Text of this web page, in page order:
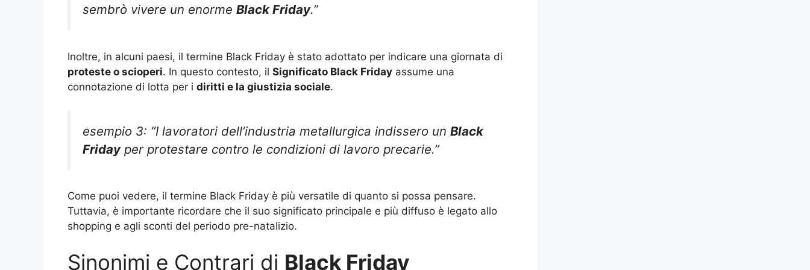
sembrò vivere un enorme Black Friday.”
Inoltre, in alcuni paesi, il termine Black Friday è stato adottato per indicare una giornata di
proteste o scioperi. In questo contesto, il Significato Black Friday assume una
connotazione di lotta per i diritti e la giustizia sociale.
esempio 3: “I lavoratori dell’industria metallurgica indissero un Black
Fridayper protestare contro le condizioni di lavoro precarie.”
Come puoi vedere, il termine Black Friday è più versatile di quanto si possa pensare.
Tuttavia, è importante ricordare che il suo significato principale e più diffuso è legato allo
shopping e agli sconti del periodo pre-natalizio.
Sinonimi e Contrari di Black Friday